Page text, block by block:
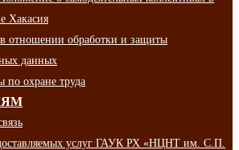
Хакасия
отношении обработки и защиты
данных
по охране труда
услуг ГАУК РХ «НЦНТ им. С.П.